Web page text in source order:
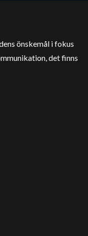
önskemål i fokus
det finns